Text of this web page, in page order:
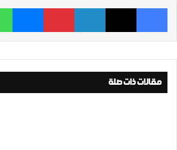
فيسبوك ‫X لينكدإن بينتيريست ماسنجر
مقالات ذات صلة